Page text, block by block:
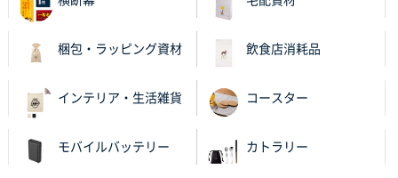
不織布スクエアトート(A4サイズ)
2025年10月28日 17:10
ワンポイントポリ袋 A4サイズ
1000枚
梱包・ラッピング資材 飲食店消耗品
インテリア・生活雑貨 コースター
モバイルバッテリー カトラリー